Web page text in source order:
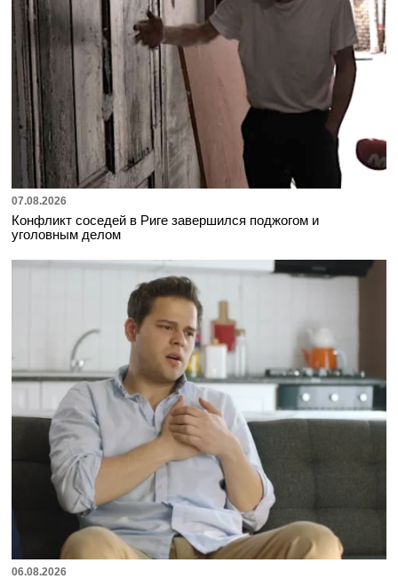
07.08.2026
Конфликт соседей в Риге завершился поджогом и
уголовным делом
06.08.2026